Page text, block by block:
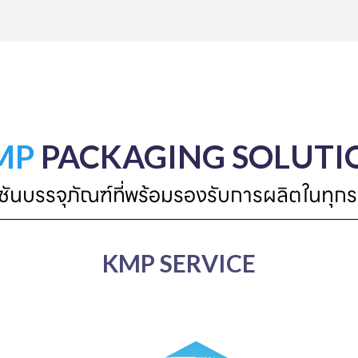
PACKAGING
นบรรจุภัณฑ์ที่พร้อมรองรับการผลิตในทุก
KMP SERVICE